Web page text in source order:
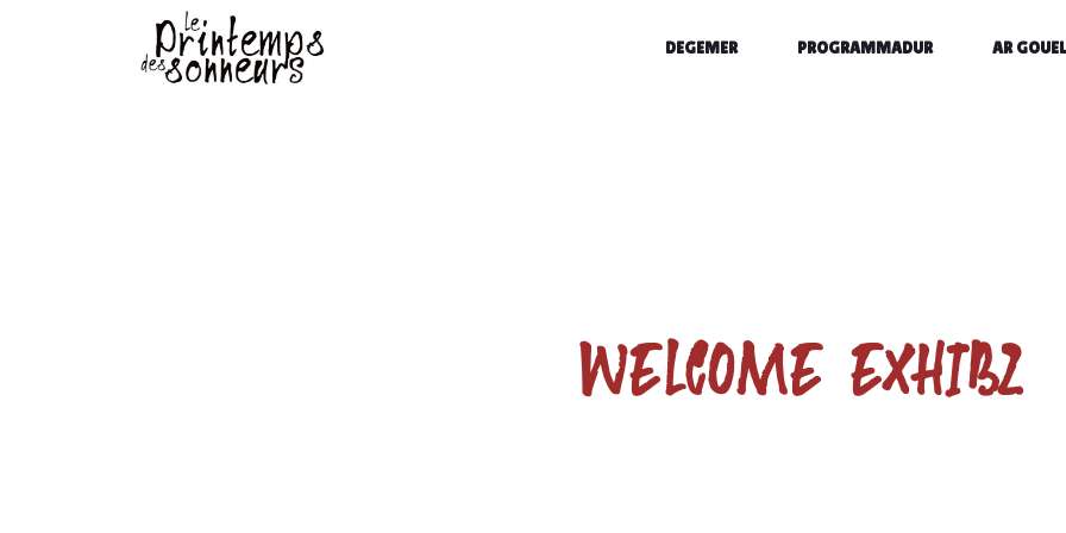
DEGEMER PROGRAMMADUR AR GOUEL
WELCOME EXHIBZ